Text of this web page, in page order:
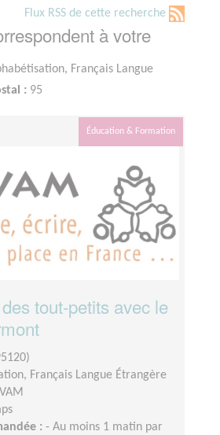
Flux RSS de cette recherche
à votre
Français Langue
: 95
Éducation & Formation
tout-petits avec le
Français Langue Étrangère
: - Au moins 1 matin par